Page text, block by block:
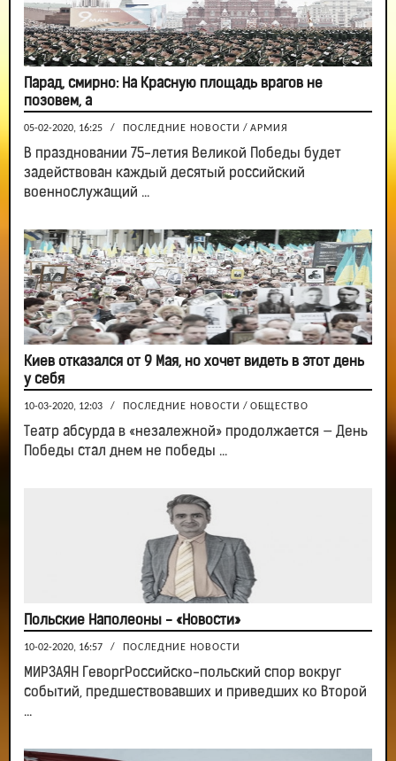
Парад, смирно: На Красную площадь врагов не
позовем, а
05-02-2020, 16:25 / ПОСЛЕДНИЕ НОВОСТИ / АРМИЯ
В праздновании 75-летия Великой Победы будет
задействован каждый десятый российский
военнослужащий ...
Киев отказался от 9 Мая, но хочет видеть в этот день
у себя
10-03-2020, 12:03 / ПОСЛЕДНИЕ НОВОСТИ / ОБЩЕСТВО
Театр абсурда в «незалежной» продолжается — День
Победы стал днем не победы ...
Польские Наполеоны - «Новости»
10-02-2020, 16:57 / ПОСЛЕДНИЕ НОВОСТИ
МИРЗАЯН ГеворгРоссийско-польский спор вокруг
событий, предшествовавших и приведших ко Второй
...